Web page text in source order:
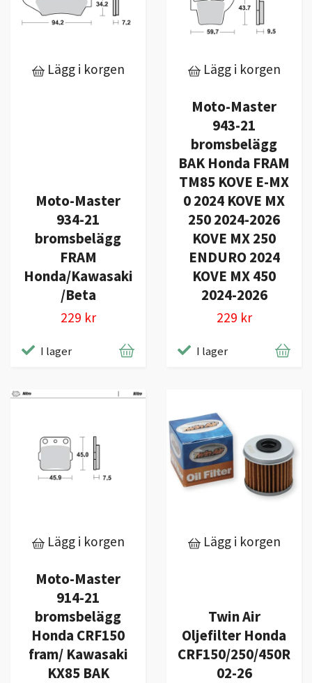
Lägg i korgen
Moto-Master
934-21
bromsbelägg
FRAM
Honda/Kawasaki
/Beta
229 kr
I lager
Lägg i korgen
Moto-Master
943-21
bromsbelägg
BAK Honda FRAM
TM85 KOVE E-MX
0 2024 KOVE MX
250 2024-2026
KOVE MX 250
ENDURO 2024
KOVE MX 450
2024-2026
229 kr
I lager
Lägg i korgen
Moto-Master
914-21
bromsbelägg
Honda CRF150
fram/ Kawasaki
KX85 BAK
Lägg i korgen
Twin Air
Oljefilter Honda
CRF150/250/450R
02-26